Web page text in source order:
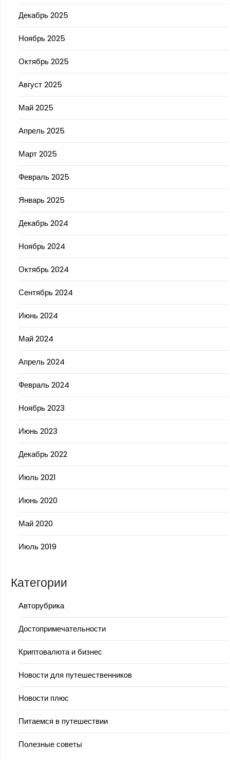
Декабрь 2025
Ноябрь 2025
Октябрь 2025
Август 2025
Май 2025
Апрель 2025
Март 2025
Февраль 2025
Январь 2025
Декабрь 2024
Ноябрь 2024
Октябрь 2024
Сентябрь 2024
Июнь 2024
Май 2024
Апрель 2024
Февраль 2024
Ноябрь 2023
Июнь 2023
Декабрь 2022
Июль 2021
Июнь 2020
Май 2020
Июль 2019
Категории
Авторубрика
Достопримечательности
Криптовалюта и бизнес
Новости для путешественников
Новости плюс
Питаемся в путешествии
Полезные советы